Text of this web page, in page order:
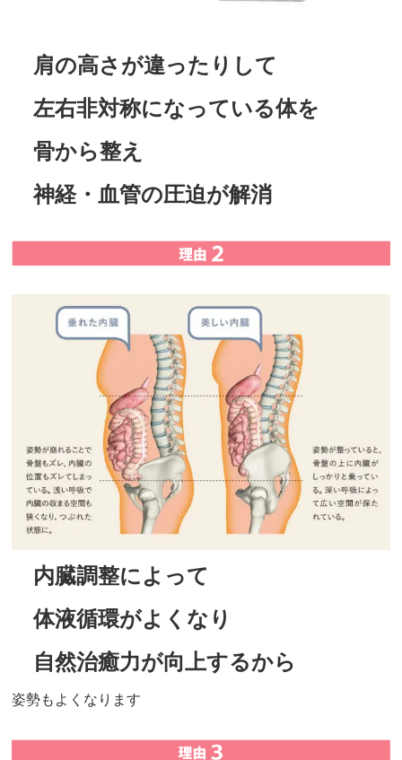
肩の高さが違ったりして
左右非対称になっている体を
骨から整え
神経・血管の圧迫が解消
内臓調整によって
体液循環がよくなり
自然治癒力が向上するから
姿勢もよくなります